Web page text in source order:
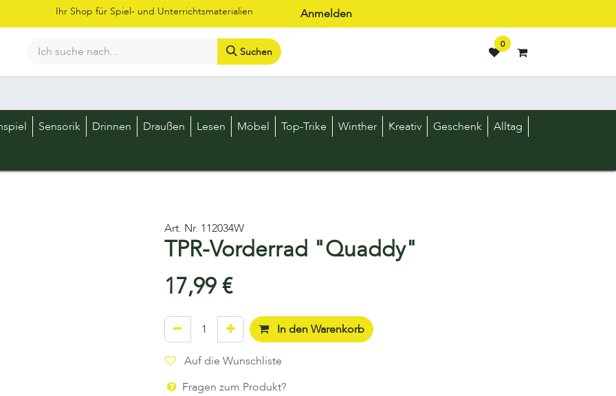
Ihr Shop für Spiel- und Unterrichtsmaterialien Anmelden
Suchen
0
Sensorik Drinnen Draußen Lesen Möbel Top-Trike Winther Kreativ Geschenk Alltag
Art. Nr. 112034W
TPR-Vorderrad "Quaddy"
17,99€
In den Warenkorb
Auf die Wunschliste
Fragen zum Produkt?